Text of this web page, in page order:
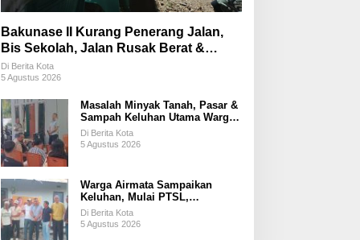
Bakunase II Kurang Penerang Jalan,
Bis Sekolah, Jalan Rusak Berat &
Susah Pupuk Subsidi
Di Berita Kota
5 Agustus 2026
Masalah Minyak Tanah, Pasar &
Sampah Keluhan Utama Warga
Airnona
Di Berita Kota
5 Agustus 2026
Warga Airmata Sampaikan
Keluhan, Mulai PTSL,
Ketersediaan Minyak Tanah &
Lahan Pemakaman
Di Berita Kota
5 Agustus 2026